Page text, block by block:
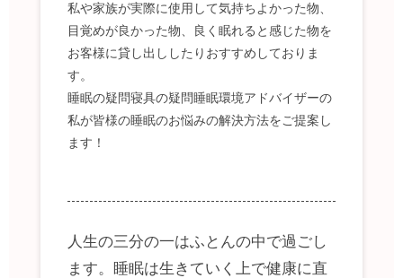
私や家族が実際に使用して気持ちよかった物、
目覚めが良かった物、良く眠れると感じた物を
お客様に貸し出ししたりおすすめしておりま
す。
睡眠の疑問寝具の疑問睡眠環境アドバイザーの
私が皆様の睡眠のお悩みの解決方法をご提案し
ます！
人生の三分の一はふとんの中で過ごし
ます。睡眠は生きていく上で健康に直